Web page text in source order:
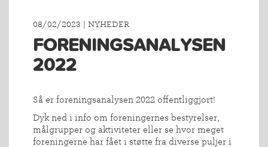
08/02/2023 | NYHEDER
FORENINGSANALYSEN
2022
Så er foreningsanalysen 2022 offentliggjort!
Dyk ned i info om foreningernes bestyrelser,
målgrupper og aktiviteter eller se hvor meget
foreningerne har fået i støtte fra diverse puljer i